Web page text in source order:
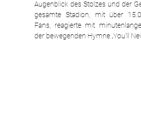
Augenblick des Stolzes und der
gesamte Stadion, mit über
Fans, reagierte mit
der bewegenden Hymne „You’ll